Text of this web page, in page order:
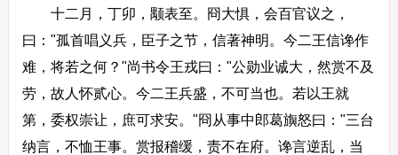
十二月，丁卯，颙表至。冏大惧，会百官议之，
曰："孤首唱义兵，臣子之节，信著神明。今二王信谗作
难，将若之何？"尚书令王戎曰："公勋业诚大，然赏不及
劳，故人怀贰心。今二王兵盛，不可当也。若以王就
第，委权崇让，庶可求安。"冏从事中郎葛旟怒曰："三台
纳言，不恤王事。赏报稽缓，责不在府。谗言逆乱，当